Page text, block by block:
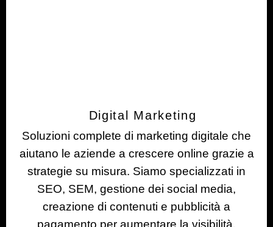
Digital Marketing
Soluzioni complete di marketing digitale che
aiutano le aziende a crescere online grazie a
strategie su misura. Siamo specializzati in
SEO, SEM, gestione dei social media,
creazione di contenuti e pubblicità a
pagamento per aumentare la visibilità,